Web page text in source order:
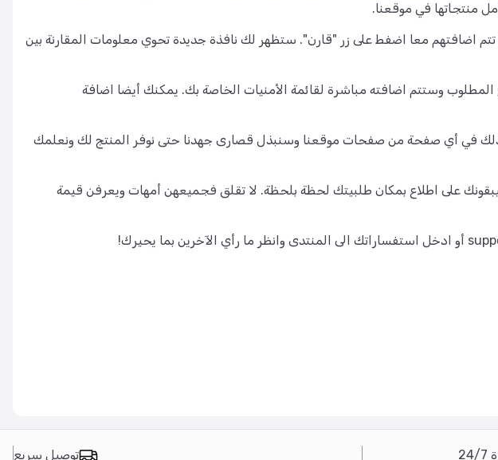
منتجاتها في موقعنا.
اضافتهم معا اضفط على زر "قارن". ستظهر لك نافذة جديدة تحوي معلومات المقارنة بين
وستتم اضافته مباشرة لقائمة الأمنيات الخاصة بك. يمكنك أيضا اضافة
في أي صفحة من صفحات موقعنا وسنبذل قصارى جهدنا حتى نوفر المنتج لك ونعلمك
على اطلاع بمكان طلبيتك لحظة بلحظة. لا تقلق فجميعهن أمهات ويعرفن قيمة
أو ادخل استفساراتك الى المنتدى وانظر ما رأي الآخرين بما يحيرك!
توصيل سريع